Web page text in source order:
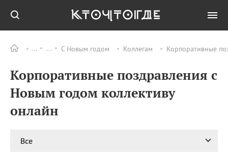
С Новым годом Коллегам Корпоративные
Корпоративные поздравления с
Новым годом коллективу
онлайн
Все
ПРАЗДНИКИ Все
09.08 День памяти жертв
атомной
бомбардировки